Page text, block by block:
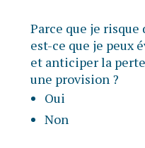
Parce que je risque
est-ce que je peux
et anticiper la
une provision ?
Oui
Non